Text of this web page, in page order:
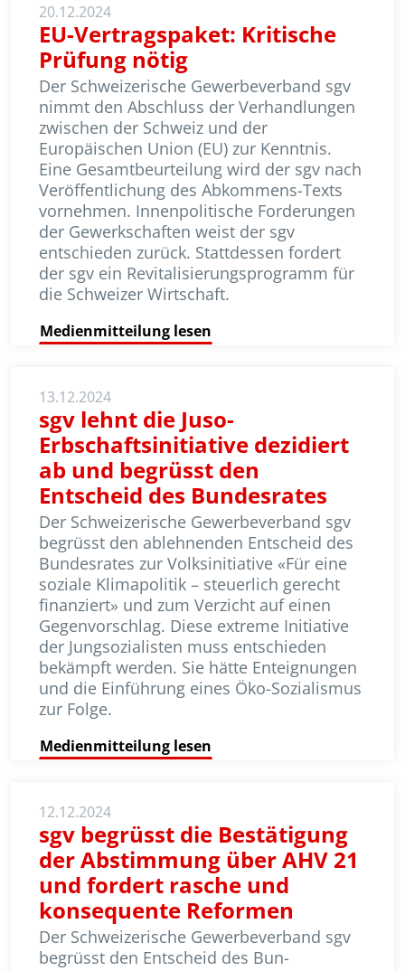
20.12.2024
EU-Vertragspaket: Kritische
Prüfung nötig
Der Schweizerische Gewerbeverband sgv
nimmt den Abschluss der Ver­handlungen
zwischen der Schweiz und der
Europäischen Union (EU) zur Kennt­nis.
Eine Gesamtbeurteilung wird der sgv nach
Veröffentlichung des Abkommens-Texts
vornehmen. Innen­politische Forderungen
der Gewerk­schaften weist der sgv
entschieden zurück. Stattdessen fordert
der sgv ein Revitalisierungsprogramm für
die Schweizer Wirtschaft.
Medienmitteilung lesen
13.12.2024
sgv lehnt die Juso-
Erbschaftsinitiative dezidiert
ab und begrüsst den
Entscheid des Bundesrates
Der Schweizerische Gewerbeverband sgv
begrüsst den ablehnenden Ent­scheid des
Bundesrates zur Volksini­tiative «Für eine
soziale Klimapolitik – steuerlich ge­recht
finanziert» und zum Verzicht auf einen
Gegen­vor­schlag. Diese extreme Initiative
der Jungsozia­listen muss entschieden
bekämpft werden. Sie hätte Ent­eig­nungen
und die Einführung eines Öko-Sozialismus
zur Folge.
Medienmitteilung lesen
12.12.2024
sgv begrüsst die Bestätigung
der Abstimmung über AHV 21
und fordert rasche und
konsequente Reformen
Der Schweizerische Gewerbeverband sgv
begrüsst den Entscheid des Bun­